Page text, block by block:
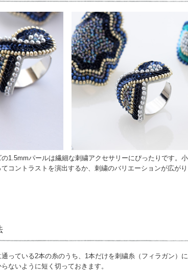
1.5mmパールは繊細な刺繍アクセサリーにぴったりです。
コントラストを演出するか、刺繍のバリエーションが広がり
っている2本の糸のうち、1本だけを刺繍糸（フィラガン）に
ないように短く切っておきます。